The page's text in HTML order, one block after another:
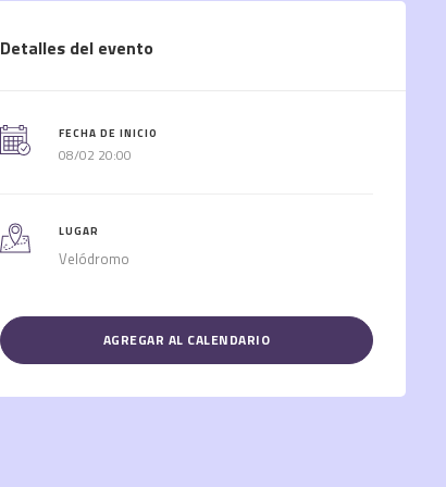
Detalles del evento
FECHA DE INICIO
08/02 20:00
LUGAR
Velódromo
AGREGAR AL CALENDARIO